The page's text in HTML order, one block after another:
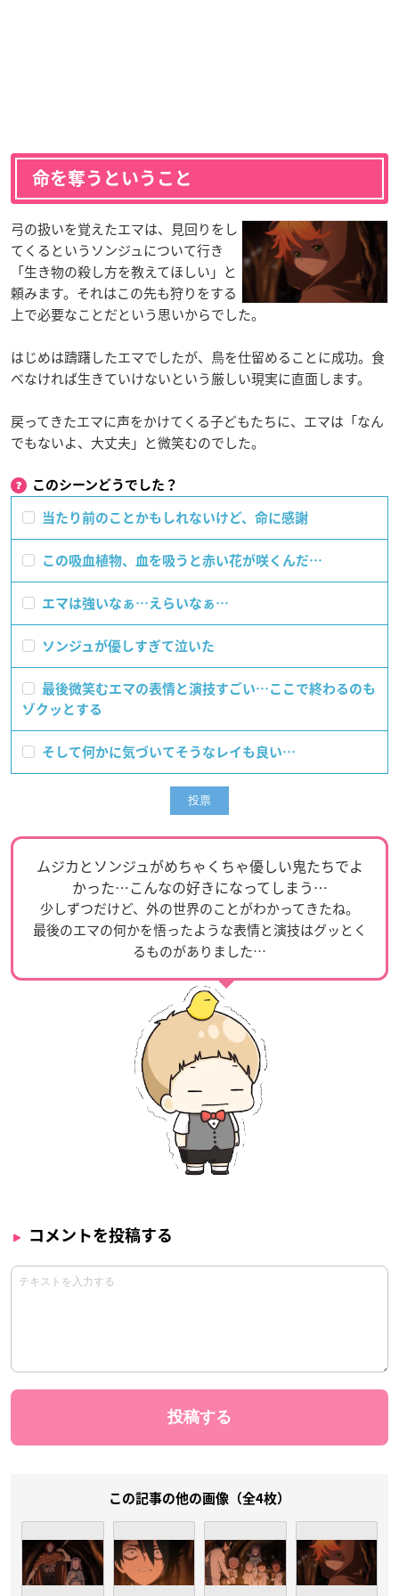
命を奪うということ
弓の扱いを覚えたエマは、見回りをし
てくるというソンジュについて行き
「生き物の殺し方を教えてほしい」と
頼みます。それはこの先も狩りをする
上で必要なことだという思いからでした。
はじめは躊躇したエマでしたが、鳥を仕留めることに成功。食
べなければ生きていけないという厳しい現実に直面します。
戻ってきたエマに声をかけてくる子どもたちに、エマは「なん
でもないよ、大丈夫」と微笑むのでした。
このシーンどうでした？
当たり前のことかもしれないけど、命に感謝
この吸血植物、血を吸うと赤い花が咲くんだ…
エマは強いなぁ…えらいなぁ…
ソンジュが優しすぎて泣いた
最後微笑むエマの表情と演技すごい…ここで終わるのも
ゾクッとする
そして何かに気づいてそうなレイも良い…
ムジカとソンジュがめちゃくちゃ優しい鬼たちでよ
かった…こんなの好きになってしまう…
少しずつだけど、外の世界のことがわかってきたね。
最後のエマの何かを悟ったような表情と演技はグッとく
るものがありました…
コメントを投稿する
この記事の他の画像（全4枚）